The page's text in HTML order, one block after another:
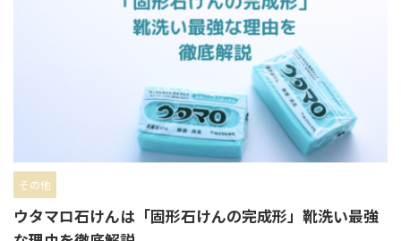
その他
ウタマロ石けんは「固形石けんの完成形」靴洗い最強